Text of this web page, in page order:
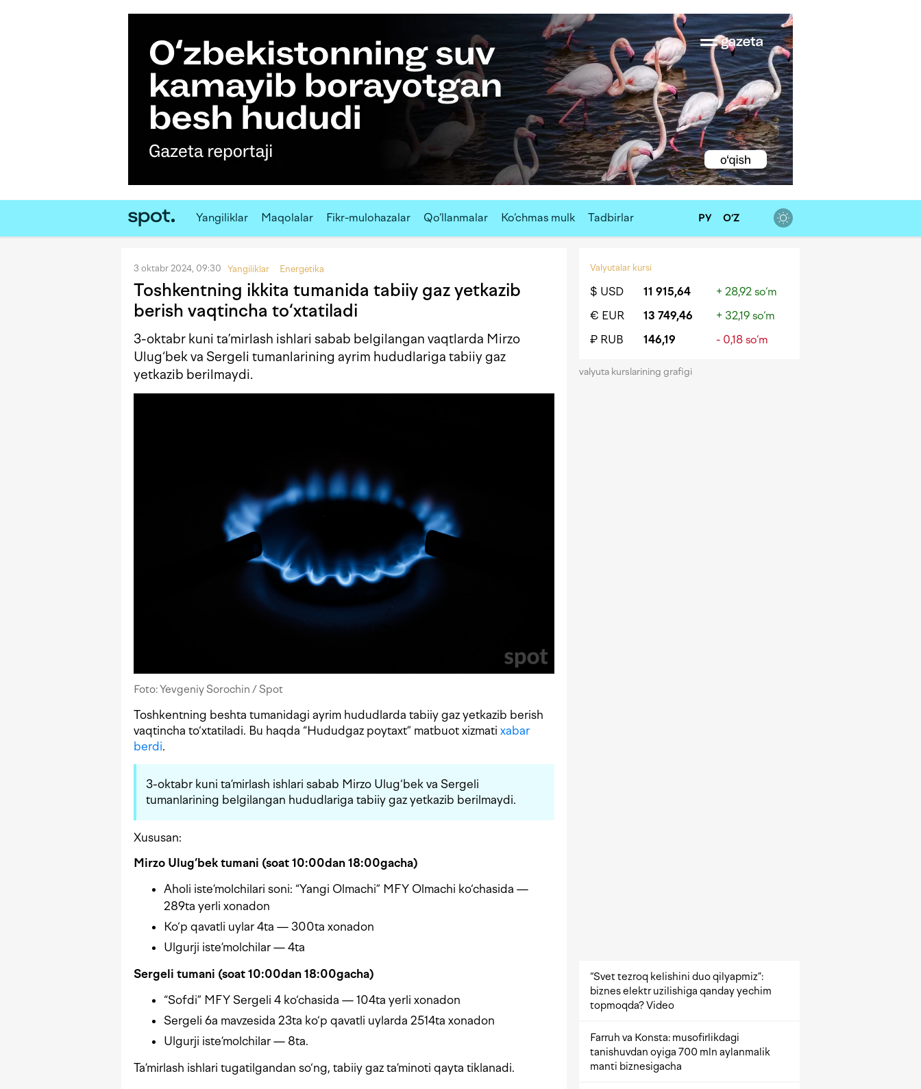
Yangiliklar Maqolalar Fikr-mulohazalar Qo‘llanmalar Ko‘chmas mulk Tadbirlar РУ O‘Z
3 oktabr 2024, 09:30 Yangiliklar Energetika
Toshkentning ikkita tumanida tabiiy gaz yetkazib
berish vaqtincha to‘xtatiladi
3-oktabr kuni ta’mirlash ishlari sabab belgilangan vaqtlarda Mirzo
Ulug‘bek va Sergeli tumanlarining ayrim hududlariga tabiiy gaz
yetkazib berilmaydi.
Foto: Yevgeniy Sorochin / Spot
Toshkentning beshta tumanidagi ayrim hududlarda tabiiy gaz yetkazib berish
vaqtincha to‘xtatiladi. Bu haqda “Hududgaz poytaxt” matbuot xizmati xabar
berdi.
3-oktabr kuni ta’mirlash ishlari sabab Mirzo Ulug‘bek va Sergeli
tumanlarining belgilangan hududlariga tabiiy gaz yetkazib berilmaydi.
Xususan:
Mirzo Ulug‘bek tumani (soat 10:00dan 18:00gacha)
Aholi iste’molchilari soni: “Yangi Olmachi” MFY Olmachi ko‘chasida —
289ta yerli xonadon
Ko‘p qavatli uylar 4ta — 300ta xonadon
Ulgurji iste’molchilar — 4ta
Sergeli tumani (soat 10:00dan 18:00gacha)
“Sofdi” MFY Sergeli 4 ko‘chasida — 104ta yerli xonadon
Sergeli 6a mavzesida 23ta ko‘p qavatli uylarda 2514ta xonadon
Ulgurji iste’molchilar — 8ta.
Ta’mirlash ishlari tugatilgandan so‘ng, tabiiy gaz ta’minoti qayta tiklanadi.
Valyutalar kursi
$ USD 11 915,64
+ 28,92 so‘m
€ EUR
13 749,46
+ 32,19 so‘m
₽ RUB
146,19 - 0,18 so‘m
valyuta kurslarining grafigi
“Svet tezroq kelishini duo qilyapmiz”:
biznes elektr uzilishiga qanday yechim
topmoqda? Video
Farruh va Konsta: musofirlikdagi
tanishuvdan oyiga 700 mln aylanmalik
manti biznesigacha